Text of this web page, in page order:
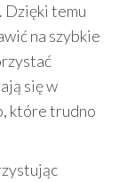
temu
na szybkie
się w
które trudno